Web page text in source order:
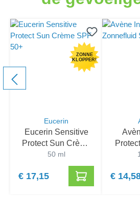
ZONNE
KLOPPER!
Eucerin
Eucerin Sensitive
Protect Sun Crème
SPF 50+
50 ml
€ 17,15 €